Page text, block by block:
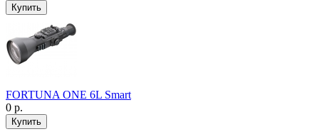
FORTUNA ONE 6L Smart
0 р.